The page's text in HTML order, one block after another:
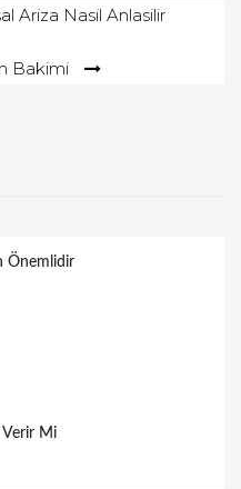
Ariza Nasil Anlasilir
Bakimi
Önemlidir
Verir Mi